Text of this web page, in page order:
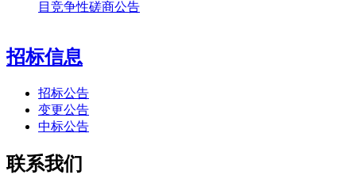
目竞争性磋商公告
招标信息
招标公告
变更公告
中标公告
联系我们